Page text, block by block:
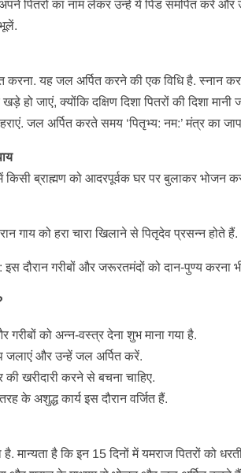
पितरों का नाम लेकर उन्हें ये पिंड समर्पित करें और
करना. यह जल अर्पित करने की एक विधि है.
हो जाएं, क्योंकि दक्षिण दिशा पितरों की दिशा
जल अर्पित करते समय ‘पितृभ्य: नम:’ मंत्र का
में किसी ब्राह्मण को आदरपूर्वक घर पर बुलाकर भोजन
गाय को हरा चारा खिलाने से पितृदेव प्रसन्न होते हैं.
दौरान गरीबों और जरूरतमंदों को दान-पुण्य करना
को अन्न-वस्त्र देना शुभ माना गया है.
जलाएं और उन्हें जल अर्पित करें.
खरीदारी करने से बचना चाहिए.
के अशुद्ध कार्य इस दौरान वर्जित हैं.
है. मान्यता है कि इन 15 दिनों में यमराज पितरों को